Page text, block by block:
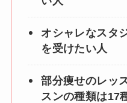
オシャレなスタ
を受けたい人
部分痩せのレッ
スンの種類は17